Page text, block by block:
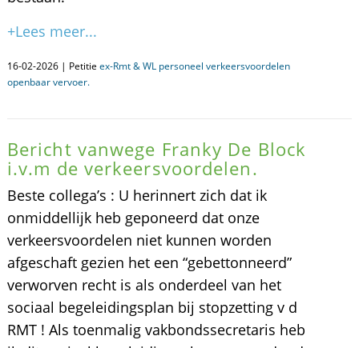
+Lees meer...
16-02-2026 | Petitie ex-Rmt & WL personeel verkeersvoordelen
openbaar vervoer.
Bericht vanwege Franky De Block
i.v.m de verkeersvoordelen.
Beste collega’s : U herinnert zich dat ik
onmiddellijk heb geponeerd dat onze
verkeersvoordelen niet kunnen worden
afgeschaft gezien het een “gebettonneerd”
verworven recht is als onderdeel van het
sociaal begeleidingsplan bij stopzetting v d
RMT ! Als toenmalig vakbondssecretaris heb